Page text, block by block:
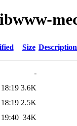
Size Description
-
3.6K
2.5K
34K